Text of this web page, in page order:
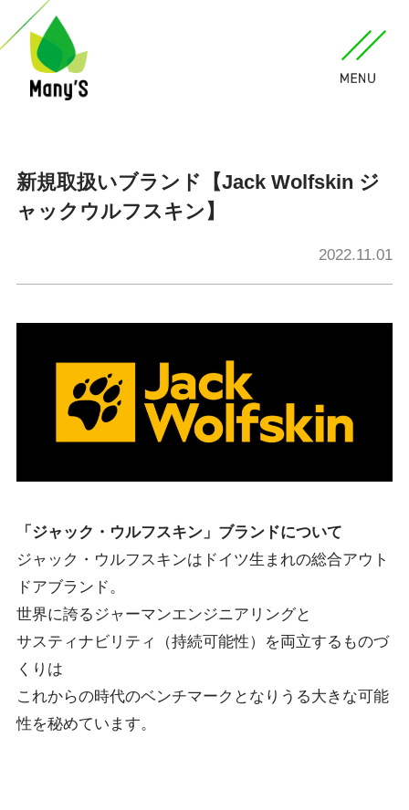
新規取扱いブランド【Jack Wolfskin ジ
ャックウルフスキン】
2022.11.01
「ジャック・ウルフスキン」ブランドについて
ジャック・ウルフスキンはドイツ生まれの総合アウト
ドアブランド。
世界に誇るジャーマンエンジニアリングと
サスティナビリティ（持続可能性）を両立するものづ
くりは
これからの時代のベンチマークとなりうる大きな可能
性を秘めています。